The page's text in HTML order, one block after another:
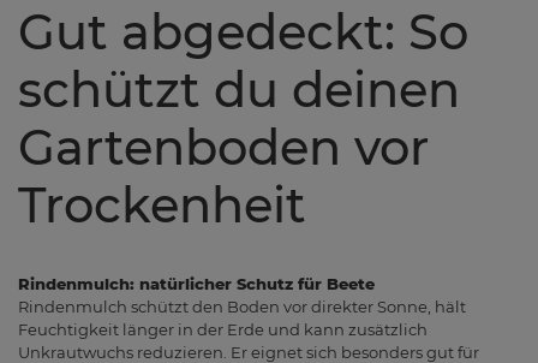
Gut abgedeckt: So
schützt du deinen
Gartenboden vor
Trockenheit
Rindenmulch: natürlicher Schutz für Beete
Rindenmulch schützt den Boden vor direkter Sonne, hält
Feuchtigkeit länger in der Erde und kann zusätzlich
Unkrautwuchs reduzieren. Er eignet sich besonders gut für